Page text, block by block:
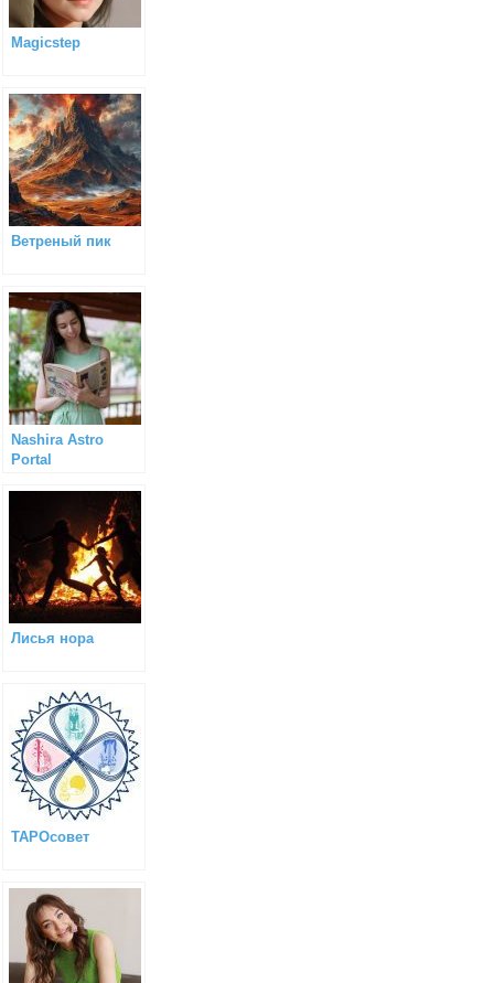
Magicstep
Ветреный пик
Nashira Astro
Portal
Лисья нора
ТАРОсовет